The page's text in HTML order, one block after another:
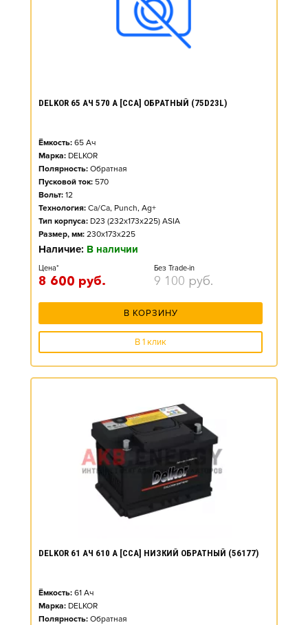
DELKOR 65 АЧ 570 А [CCA] ОБРАТНЫЙ (75D23L)
Ёмкость: 65 Ач
Марка: DELKOR
Полярность: Обратная
Пусковой ток: 570
Вольт: 12
Технология: Ca/Ca, Punch, Ag+
Тип корпуса: D23 (232x173x225) ASIA
Размер, мм: 230x173x225
Наличие: В наличии
Цена*
8 600 руб.
Без Trade-in
9 100 руб.
В КОРЗИНУ
В 1 клик
DELKOR 61 АЧ 610 А [CCA] НИЗКИЙ ОБРАТНЫЙ (56177)
Ёмкость: 61 Ач
Марка: DELKOR
Полярность: Обратная